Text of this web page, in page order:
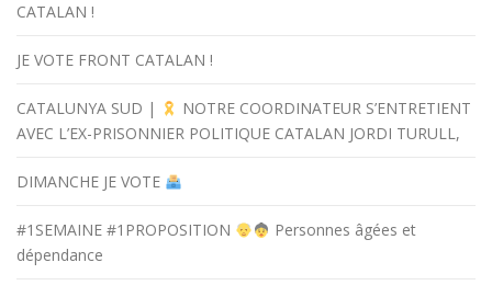
CATALAN !
JE VOTE FRONT CATALAN !
CATALUNYA SUD |
NOTRE COORDINATEUR S’ENTRETIENT
AVEC L’EX-PRISONNIER POLITIQUE CATALAN JORDI TURULL,
DIMANCHE JE VOTE
#1SEMAINE #1PROPOSITION
Personnes âgées et
dépendance